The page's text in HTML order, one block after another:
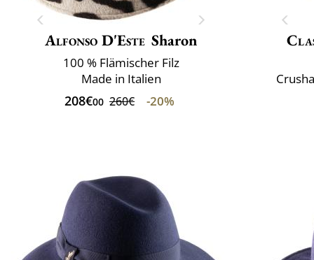
Alfonso D'Este Sharon
100 % Flämischer Filz
Made in Italien
208€00 260€ -20%